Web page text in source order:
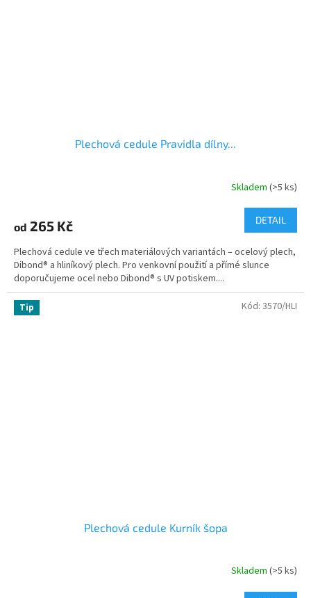
Plechová cedule Pravidla dílny...
je
z
5
hvězdiček.
Skladem(>5 ks)
od 265 Kč DETAIL
Plechová cedule ve třech materiálových variantách – ocelový plech,
Dibond® a hliníkový plech. Pro venkovní použití a přímé slunce
doporučujeme ocel nebo Dibond® s UV potiskem....
Tip
Plechová cedule Kurník šopa
Skladem (>5 ks)
Kód: 3570/HLI